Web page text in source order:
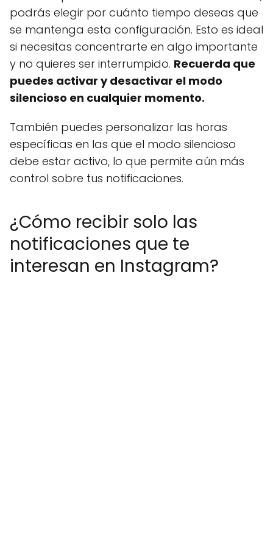
podrás elegir por cuánto tiempo deseas que
se mantenga esta configuración. Esto es ideal
si necesitas concentrarte en algo importante
y no quieres ser interrumpido. Recuerda que
puedes activar y desactivar el modo
silencioso en cualquier momento.
También puedes personalizar las horas
específicas en las que el modo silencioso
debe estar activo, lo que permite aún más
control sobre tus notificaciones.
¿Cómo recibir solo las
notificaciones que te
interesan en Instagram?